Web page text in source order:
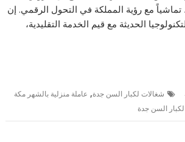
تماشياً مع رؤية المملكة في التحول الرقمي. إن
الحديثة مع قيم الخدمة التقليدية،
شغالات لكبار السن جدة, عاملة منزلية بالشهر مكة
السن جدة